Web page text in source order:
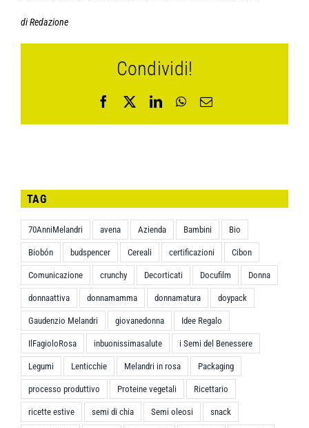
di Redazione
Condividi!
Facebook
X LinkedInWhatsApp
Email
TAG
70AnniMelandri avena Azienda Bambini Bio
Biobón budspencer Cereali certificazioni Cibon
Comunicazione crunchy Decorticati Docufilm Donna
donnaattiva donnamamma donnamatura doypack
Gaudenzio Melandri giovanedonna Idee Regalo
IlFagioloRosa inbuonissimasalute i Semi del Benessere
Legumi Lenticchie Melandri in rosa Packaging
processo produttivo Proteine vegetali Ricettario
ricette estive semi di chia Semi oleosi snack